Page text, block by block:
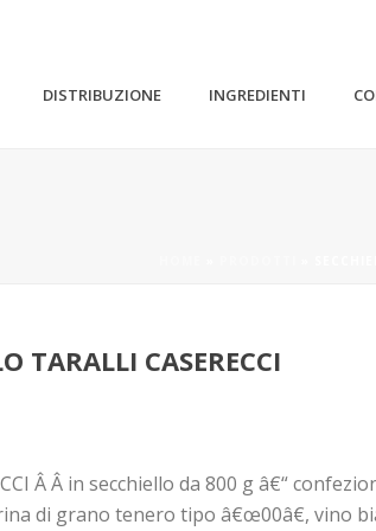
DISTRIBUZIONE INGREDIENTI
TARALLI CASERECCI
Â Â in secchiello da 800 g â€“
di grano tenero tipo â€œ00â€, vino